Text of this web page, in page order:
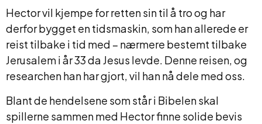
Hector vil kjempe for retten sin til å tro og har
derfor bygget en tidsmaskin, som han allerede er
reist tilbake i tid med – nærmere bestemt tilbake
Jerusalem i år 33 da Jesus levde. Denne reisen, og
researchen han har gjort, vil han nå dele med oss.
Blant de hendelsene som står i Bibelen skal
spillerne sammen med Hector finne solide bevis